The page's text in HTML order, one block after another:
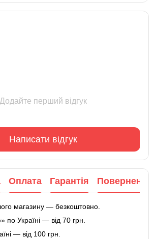
Додайте перший відгук
Написати відгук
Оплата Гарантія Повернення
магазину — безкоштовно.
Україні — від 70 грн.
— від 100 грн.